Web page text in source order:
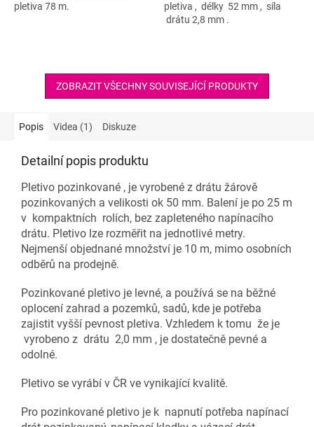
pletiva 78 m.
pletiva , délky 52 mm , síla
drátu 2,8 mm .
ZOBRAZIT VŠECHNY SOUVISEJÍCÍ PRODUKTY
Popis Videa (1) Diskuze
Detailní popis produktu
Pletivo pozinkované , je vyrobené z drátu žárově
pozinkovaných a velikosti ok 50 mm. Balení je po 25 m
v kompaktních rolích, bez zapleteného napínacího
drátu. Pletivo lze rozměřit na jednotlivé metry.
Nejmenší objednané množství je 10 m, mimo osobních
odběrů na prodejně.
Pozinkované pletivo je levné, a používá se na běžné
oplocení zahrad a pozemků, sadů, kde je potřeba
zajistit vyšší pevnost pletiva. Vzhledem k tomu že je
vyrobeno z drátu 2,0 mm , je dostatečně pevné a
odolné.
Pletivo se vyrábí v ČR ve vynikající kvalitě.
Pro pozinkované pletivo je k napnutí potřeba napínací